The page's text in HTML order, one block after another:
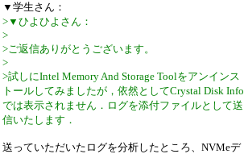
▼学生さん：
>▼ひよひよさん：
>
>ご返信ありがとうございます。
>
>試しにIntel Memory And Storage Toolをアンインス
トールしてみましたが，依然としてCrystal Disk Info
では表示されません．ログを添付ファイルとして送
信いたします．
送っていただいたログを分析したところ、NVMeデ